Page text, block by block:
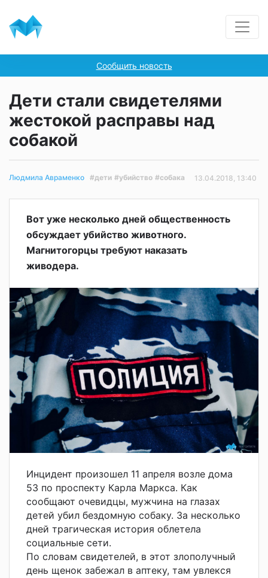
Сообщить новость
Дети стали свидетелями
жестокой расправы над
собакой
Людмила Авраменко #дети #убийство #собака 13.04.2018, 13:40
Вот уже несколько дней общественность
обсуждает убийство животного.
Магнитогорцы требуют наказать
живодера.
Инцидент произошел 11 апреля возле дома
53 по проспекту Карла Маркса. Как
сообщают очевидцы, мужчина на глазах
детей убил бездомную собаку. За несколько
дней трагическая история облетела
социальные сети.
По словам свидетелей, в этот злополучный
день щенок забежал в аптеку, там увлекся